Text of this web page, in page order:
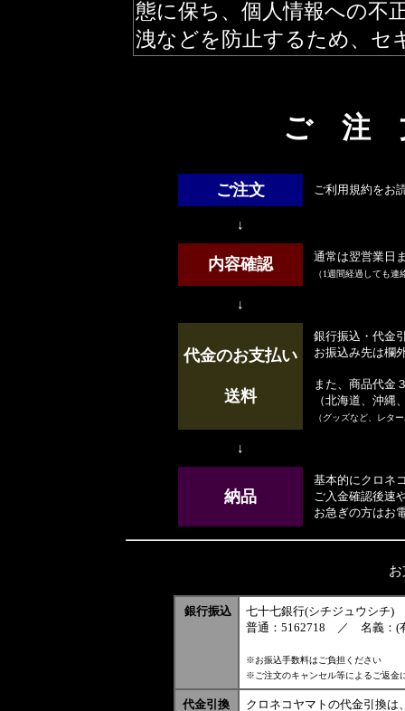
ご 注
ご注文 ご利用規約をお
↓
内容確認 通常は翌営業日
（1週間経過しても
↓
代金のお支払い
送料
銀行振込・代金
お振込み先は欄
また、商品代金
（北海道、沖縄
（グッズなど、レタ
↓
納品
基本的にクロネ
ご入金確認後速
お急ぎの方はお
銀行振込
七十七銀行(シチジュウシチ
普通：5162718 ／ 名義：(
※お振込手数料はご負担ください
※ご注文のキャンセル等によるご返金
代金引換 クロネコヤマトの代金引換は